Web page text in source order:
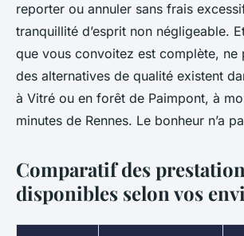
reporter ou annuler sans frais
tranquillité d’esprit non négligeable.
que vous convoitez est complète, ne
des alternatives de qualité existent
à Vitré ou en forêt de Paimpont, à
minutes de Rennes. Le bonheur n’a
Comparatif des
disponibles selon vos